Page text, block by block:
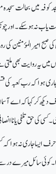
کوفہ میں بحالت
نہ ہوسکے۔اور
کہ 21 رمضان کی صبح امیر
میں یہ روایت بھی
ہوا کہ رب کعبہ
دیکھ کر کہا کہ اے
۔کسی کی حق تلفی یا
ایسا جاری نہ ہوا کہ
سائل میرے در سے